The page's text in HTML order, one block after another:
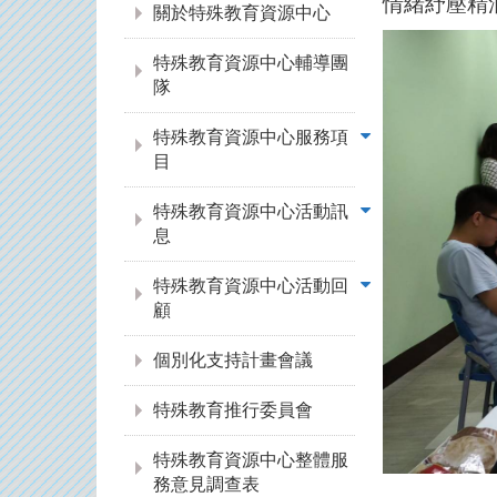
關於特殊教育資源中心
特殊教育資源中心輔導團
隊
特殊教育資源中心服務項
目
特殊教育資源中心活動訊
息
特殊教育資源中心活動回
顧
個別化支持計畫會議
特殊教育推行委員會
特殊教育資源中心整體服
務意見調查表